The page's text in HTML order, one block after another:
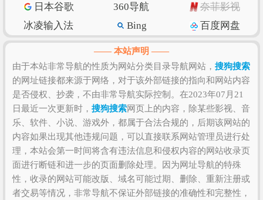
切的私密数据则需要找该网站管理员进行如实提供，
比如该站的IP数、PV数、UV数、会话数、跳出率、访
问时长等！当然，任何一个网站是否值得您去浏览和
收藏，还是需要根据您自身的需求以及浏览网站的体
验和感受来决定，因为只有符合您自己的网站才是最
好的。
日本谷歌
360导航
奈菲影视
冰凌输入法
Bing
百度网盘
抖音
w3school
知乎专栏
纳米搜索
Ecosia
脚本之家
环球网
北京时间
GitHub
SSLs.com
语文迷
Gitee码云
CSDN博客
虎扑篮球 美得云
—— 本站声明 ——
由于本站非常导航的性质为网站分类目录导航网站， 搜狗搜索
的网址链接都来源于网络，对于该外部链接的指向和网站内容
是否侵权、抄袭，不由非常导航实际控制。在2023年07月21
日最近一次更新时， 搜狗搜索网页上的内容，除某些影视、音
乐、软件、小说、游戏外，都属于合法合规的，后期该网站的
内容如果出现其他违规问题，可以直接联系网站管理员进行处
理，本站会第一时间将含有违法信息和侵权内容的网站收录页
面进行断链和进一步的页面删除处理。因为网址导航的特殊
性，收录的网站可能改版、域名可能过期、删除、重新注册或
者交易等情况，非常导航不保证外部链接的准确性和完整性，